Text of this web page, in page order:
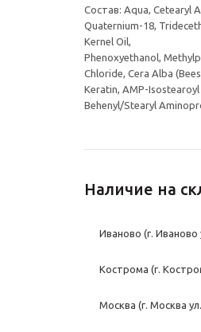
Состав: Aqua, Cetearyl
Quaternium-18,
Kernel Oil,
Phenoxyethanol,
Chloride, Cera Alba
Keratin, AMP-
Behenyl/Stearyl
Наличие на
Иваново (г. Иваново
Кострома (г.
Москва (г. Москва